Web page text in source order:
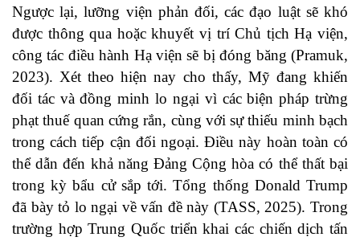
Ngược lại, lưỡng viện phản đối, các đạo luật sẽ khó
được thông qua hoặc khuyết vị trí Chủ tịch Hạ viện,
công tác điều hành Hạ viện sẽ bị đóng băng (Pramuk,
2023). Xét theo hiện nay cho thấy, Mỹ đang khiến
đối tác và đồng minh lo ngại vì các biện pháp trừng
phạt thuế quan cứng rắn, cùng với sự thiếu minh bạch
trong cách tiếp cận đối ngoại. Điều này hoàn toàn có
thể dẫn đến khả năng Đảng Cộng hòa có thể thất bại
trong kỳ bẩu cử sắp tới. Tổng thống Donald Trump
đã bày tỏ lo ngại về vấn đề này (TASS, 2025). Trong
trường hợp Trung Quốc triển khai các chiến dịch tấn